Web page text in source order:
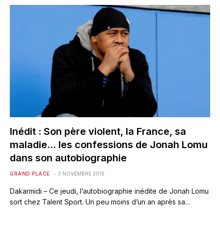
Inédit : Son père violent, la France, sa
maladie… les confessions de Jonah Lomu
dans son autobiographie
GRAND PLACE 3 NOVEMBRE 2016
Dakarmidi – Ce jeudi, l’autobiographie inédite de Jonah Lomu
sort chez Talent Sport. Un peu moins d’un an après sa…